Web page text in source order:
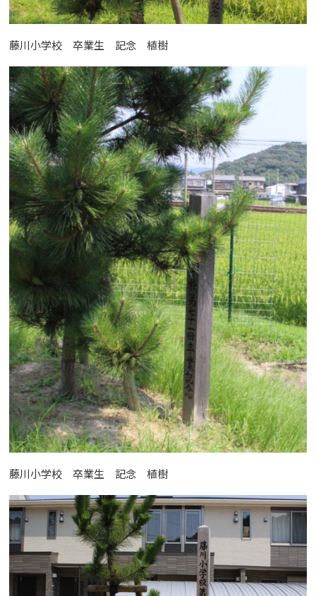
藤川小学校 卒業生 記念 植樹
藤川小学校 卒業生 記念 植樹